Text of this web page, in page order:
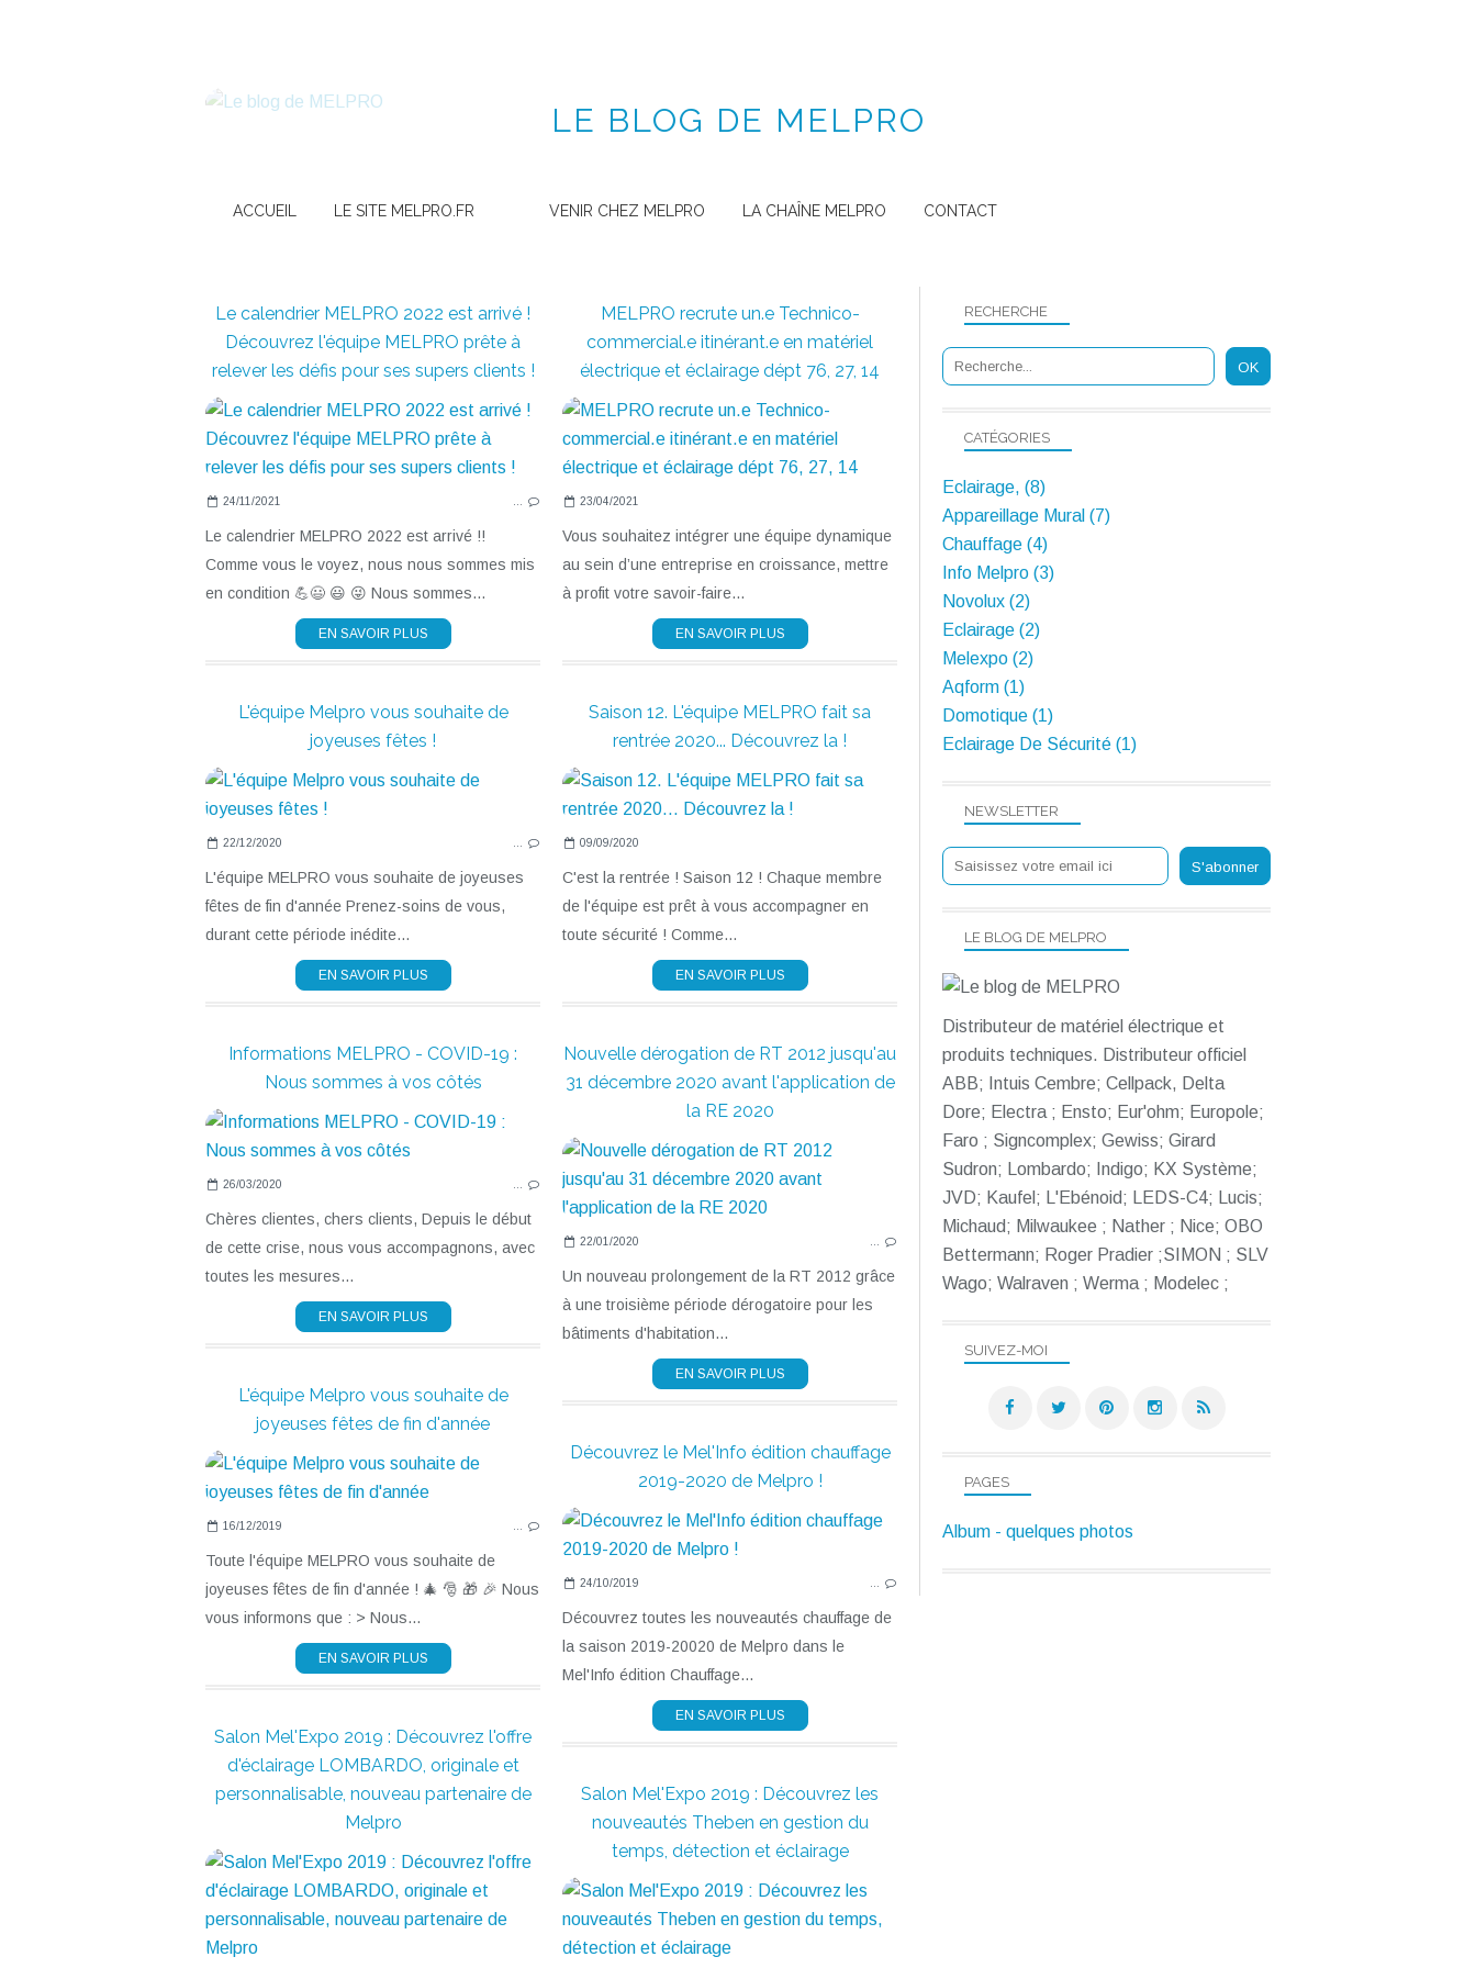
LE BLOG DE MELPRO
ACCUEIL LE SITE MELPRO.FR VENIR CHEZ MELPRO LA CHAÎNE MELPRO CONTACT
Le calendrier MELPRO 2022 est arrivé !
Découvrez l'équipe MELPRO prête à
relever les défis pour ses supers clients !
24/11/2021
Le calendrier MELPRO 2022 est arrivé !!
Comme vous le voyez, nous nous sommes mis
en condition 💪😃 😃 😜 Nous sommes...
EN SAVOIR PLUS
MELPRO recrute un.e Technico-
commercial.e itinérant.e en matériel
électrique et éclairage dépt 76, 27, 14
23/04/2021
Vous souhaitez intégrer une équipe dynamique
au sein d’une entreprise en croissance, mettre
à profit votre savoir-faire...
EN SAVOIR PLUS
L'équipe Melpro vous souhaite de
joyeuses fêtes !
22/12/2020
L'équipe MELPRO vous souhaite de joyeuses
fêtes de fin d'année Prenez-soins de vous,
durant cette période inédite...
EN SAVOIR PLUS
Saison 12. L'équipe MELPRO fait sa
rentrée 2020... Découvrez la !
09/09/2020
C'est la rentrée ! Saison 12 ! Chaque membre
de l'équipe est prêt à vous accompagner en
toute sécurité ! Comme...
EN SAVOIR PLUS
Informations MELPRO - COVID-19 :
Nous sommes à vos côtés
26/03/2020
Chères clientes, chers clients, Depuis le début
de cette crise, nous vous accompagnons, avec
toutes les mesures...
EN SAVOIR PLUS
Nouvelle dérogation de RT 2012 jusqu'au
31 décembre 2020 avant l'application de
la RE 2020
INFO MÉTIER
ECLAIRAGE
ECLAIRAGE,
CHAUFFAGE
22/01/2020
Un nouveau prolongement de la RT 2012 grâce
à une troisième période dérogatoire pour les
bâtiments d'habitation...
EN SAVOIR PLUS
L'équipe Melpro vous souhaite de
joyeuses fêtes de fin d'année
16/12/2019
Toute l'équipe MELPRO vous souhaite de
joyeuses fêtes de fin d'année ! 🎄 🎅 🎁 🎉 Nous
vous informons que : > Nous...
EN SAVOIR PLUS
Découvrez le Mel'Info édition chauffage
2019-2020 de Melpro !
CHAUFFAGE
24/10/2019
Découvrez toutes les nouveautés chauffage de
la saison 2019-20020 de Melpro dans le
Mel'Info édition Chauffage...
EN SAVOIR PLUS
Salon Mel'Expo 2019 : Découvrez l'offre
d'éclairage LOMBARDO, originale et
personnalisable, nouveau partenaire de
Melpro
LOMBARDO
SALON MEL'EXPO
Salon Mel'Expo 2019 : Découvrez les
nouveautés Theben en gestion du
temps, détection et éclairage
NEWSLETTER
SUIVEZ-MOI
RECHERCHE
LE BLOG DE MELPRO
Distributeur de matériel électrique et
produits techniques. Distributeur officiel
ABB; Intuis Cembre; Cellpack, Delta
Dore; Electra ; Ensto; Eur'ohm; Europole;
Faro ; Signcomplex; Gewiss; Girard
Sudron; Lombardo; Indigo; KX Système;
JVD; Kaufel; L'Ebénoid; LEDS-C4; Lucis;
Michaud; Milwaukee ; Nather ; Nice; OBO
Bettermann; Roger Pradier ;SIMON ; SLV
Wago; Walraven ; Werma ; Modelec ;
PAGES
Album - quelques photos
CATÉGORIES
Eclairage, (8)
Appareillage Mural (7)
Chauffage (4)
Info Melpro (3)
Novolux (2)
Eclairage (2)
Melexpo (2)
Aqform (1)
Domotique (1)
Eclairage De Sécurité (1)